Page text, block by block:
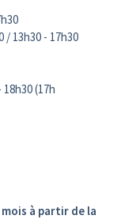
/ 13h30 - 17h30
(17h
à partir de la